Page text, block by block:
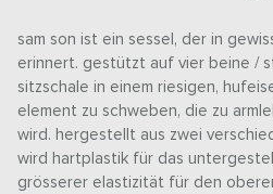
sam son ist ein sessel, der in
erinnert. gestützt auf vier beine /
sitzschale in einem riesigen,
element zu schweben, die zu
wird. hergestellt aus zwei
wird hartplastik für das
grösserer elastizität für den